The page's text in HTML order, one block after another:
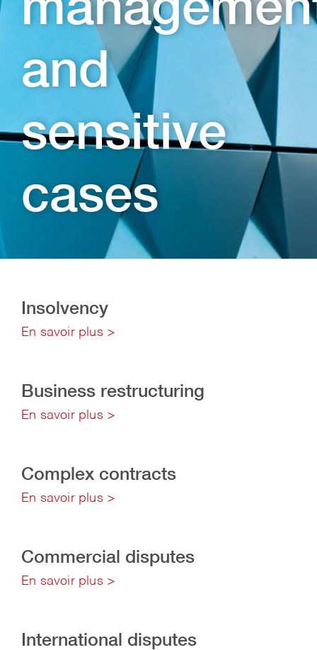
and
sensitive
cases
Insolvency
En savoir plus >
Business restructuring
En savoir plus >
Complex contracts
En savoir plus >
Commercial disputes
En savoir plus >
International disputes